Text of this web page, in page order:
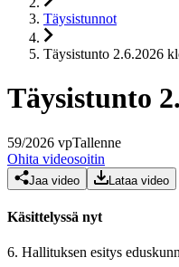
Täysistunnot
Täysistunto 2.6.2026
Täysistunto
59/2026 vpTallenne
Ohita videosoitin
Jaa video Lataa video
Käsittelyssä nyt
6. Hallituksen esitys